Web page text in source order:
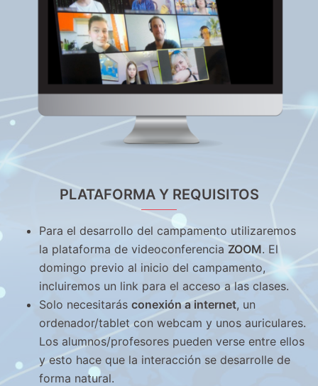
PLATAFORMA Y REQUISITOS
Para el desarrollo del campamento utilizaremos
la plataforma de videoconferencia ZOOM. El
domingo previo al inicio del campamento,
incluiremos un link para el acceso a las clases.
Solo necesitarás conexión a internet, un
ordenador/tablet con webcam y unos auriculares.
Los alumnos/profesores pueden verse entre ellos
y esto hace que la interacción se desarrolle de
forma natural.